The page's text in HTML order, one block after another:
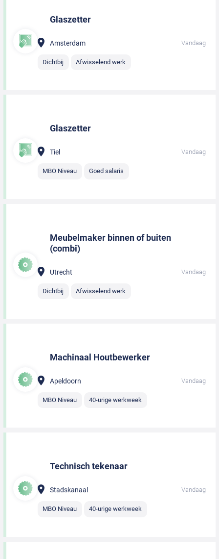
Glaszetter
Amsterdam Vandaag
Dichtbij Afwisselend werk
Glaszetter
Tiel Vandaag
MBO Niveau Goed salaris
Meubelmaker binnen of buiten
(combi)
Utrecht Vandaag
Dichtbij Afwisselend werk
Machinaal Houtbewerker
Apeldoorn Vandaag
MBO Niveau 40-urige werkweek
Technisch tekenaar
Stadskanaal Vandaag
MBO Niveau 40-urige werkweek